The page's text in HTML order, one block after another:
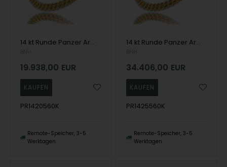
14 kt Runde Panzer Armbänder und Halsketten von Danske BNH
19.938,00 EUR
PR1420560K
Remote-Speicher, 3-5
Werktagen
14 kt Runde Panzer Armbänder und Halsketten von Danske BNH
34.406,00 EUR
PR1425560K
Remote-Speicher, 3-5
Werktagen